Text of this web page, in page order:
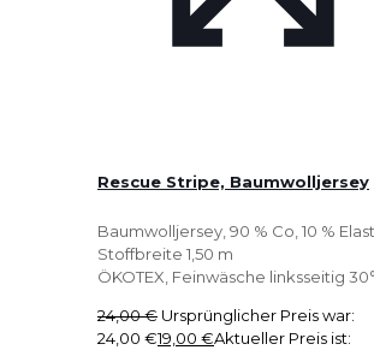
Rescue Stripe, Baumwolljersey
Baumwolljersey, 90 % Co, 10 %
Stoffbreite 1,50 m
ÖKOTEX, Feinwäsche linksseitig 30°
24,00€ Ursprünglicher Preis war:
24,00 €19,00 €Aktueller Preis ist: